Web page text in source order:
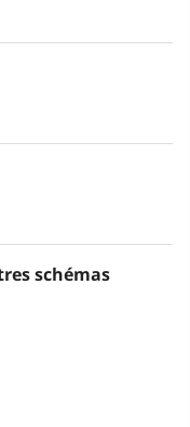
schémas